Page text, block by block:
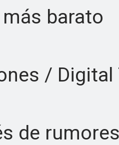
barato
/ Digital
rumores